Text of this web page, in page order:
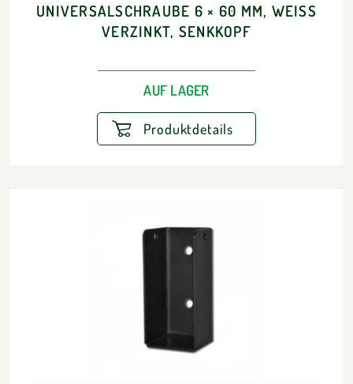
UNIVERSALSCHRAUBE 6 × 60 MM, WEISS V
ERZINKT, SENKKOPF
AUF LAGER
Produktdetails